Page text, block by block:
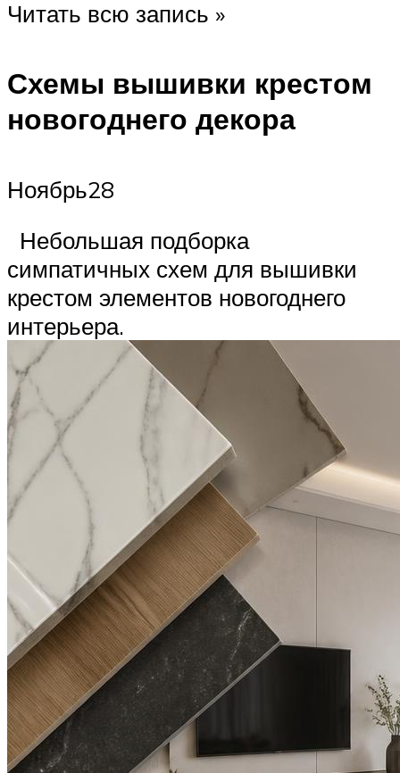
Читать всю запись »
Схемы вышивки крестом
новогоднего декора
Ноябрь28
Небольшая подборка
симпатичных схем для вышивки
крестом элементов новогоднего
интерьера.